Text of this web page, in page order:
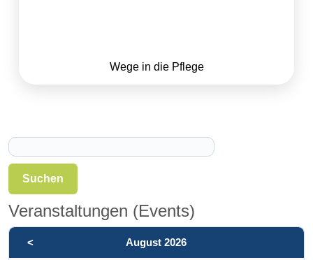
Suchen
Veranstaltungen (Events)
< August 2026
Wege in die Pflege